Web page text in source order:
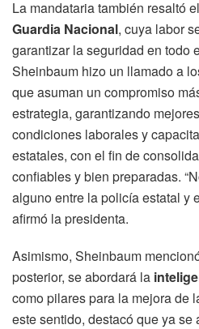
La mandataria también resaltó el
Guardia Nacional, cuya labor
garantizar la seguridad en todo
Sheinbaum hizo un llamado a
que asuman un compromiso
estrategia, garantizando
condiciones laborales y
estatales, con el fin de
confiables y bien preparadas.
alguno entre la policía estatal y
afirmó la presidenta.
Asimismo, Sheinbaum
posterior, se abordará la
como pilares para la mejora de
este sentido, destacó que ya se